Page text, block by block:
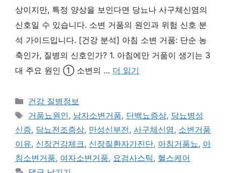
상이지만, 특정 양상을 보인다면 당뇨나 사구체신염의
신호일 수 있습니다. 소변 거품의 원인과 위험 신호 분
석 가이드입니다. [건강 분석] 아침 소변 거품: 단순 농
축인가, 질병의 신호인가? 1. 아침에만 거품이 생기는 3
대 주요 원인 ① 소변의 … 더 읽기
카
테
고
리
건강 질병정보
태
그
거품뇨원인, 남자소변거품, 단백뇨증상, 당뇨병성
신증, 당뇨전조증상, 만성신부전, 사구체신염, 소변거품
이유, 신장건강체크, 신장질환자가진단, 아침거품뇨, 아
침소변거품, 여자소변거품, 요검사스틱, 헬스케어